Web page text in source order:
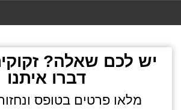
איסוף עצמי חינם
בתיאם מראש
יש לכם שאלה?
דברו איתנו
מלאו פרטים בטופס